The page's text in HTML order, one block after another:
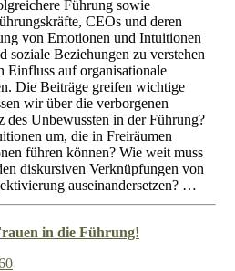
Führung sowie
CEOs und deren
von Emotionen und Intuitionen
soziale Beziehungen zu verstehen
Einfluss auf organisationale
Die Beiträge greifen wichtige
wir über die verborgenen
des Unbewussten in der Führung?
um, die in Freiräumen
führen können? Wie weit muss
diskursiven Verknüpfungen von
auseinandersetzen? …
in die Führung!